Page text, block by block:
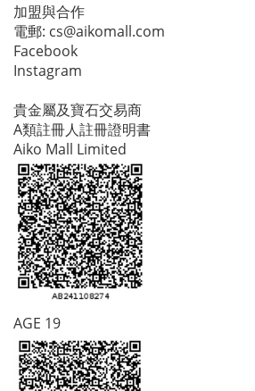
加盟與合作
電郵: cs@aikomall.com
Facebook
Instagram
貴金屬及寶石交易商
A類註冊人註冊證明書
Aiko Mall Limited
AGE 19